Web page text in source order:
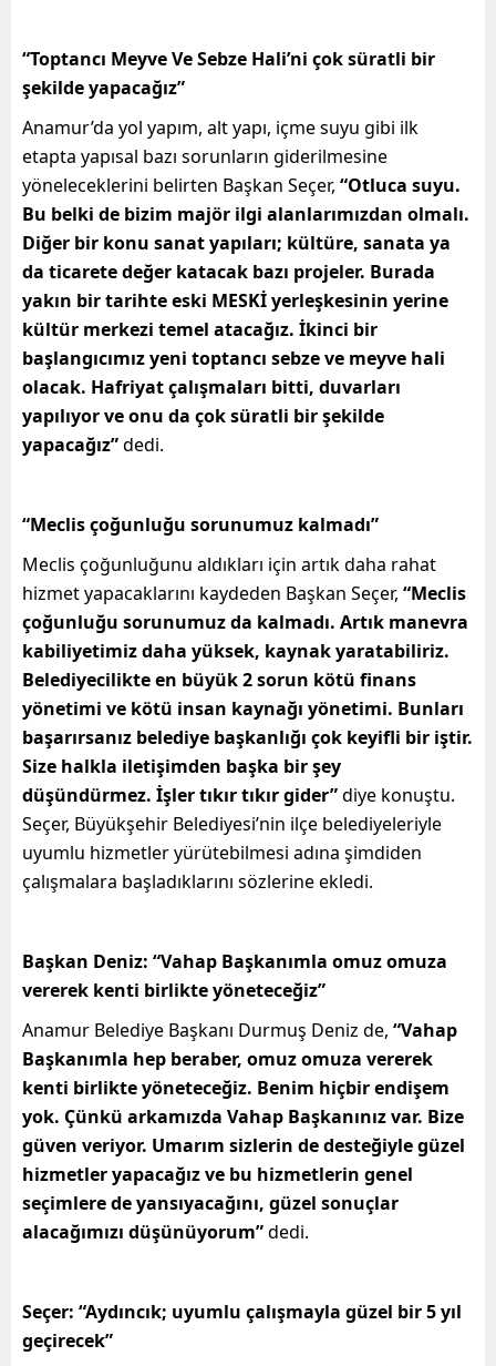
“Toptancı Meyve Ve Sebze Hali’ni çok süratli bir
şekilde yapacağız”
Anamur’da yol yapım, alt yapı, içme suyu gibi ilk
etapta yapısal bazı sorunların giderilmesine
yöneleceklerini belirten Başkan Seçer, “Otluca suyu.
Bu belki de bizim majör ilgi alanlarımızdan olmalı.
Diğer bir konu sanat yapıları; kültüre, sanata ya
da ticarete değer katacak bazı projeler. Burada
yakın bir tarihte eski MESKİ yerleşkesinin yerine
kültür merkezi temel atacağız. İkinci bir
başlangıcımız yeni toptancı sebze ve meyve hali
olacak. Hafriyat çalışmaları bitti, duvarları
yapılıyor ve onu da çok süratli bir şekilde
yapacağız”dedi.
“Meclis çoğunluğu sorunumuz kalmadı”
Meclis çoğunluğunu aldıkları için artık daha rahat
hizmet yapacaklarını kaydeden Başkan Seçer, “Meclis
çoğunluğu sorunumuz da kalmadı. Artık manevra
kabiliyetimiz daha yüksek, kaynak yaratabiliriz.
Belediyecilikte en büyük 2 sorun kötü finans
yönetimi ve kötü insan kaynağı yönetimi. Bunları
başarırsanız belediye başkanlığı çok keyifli bir iştir.
Size halkla iletişimden başka bir şey
düşündürmez. İşler tıkır tıkır gider”diye konuştu.
Seçer, Büyükşehir Belediyesi’nin ilçe belediyeleriyle
uyumlu hizmetler yürütebilmesi adına şimdiden
çalışmalara başladıklarını sözlerine ekledi.
Başkan Deniz: “Vahap Başkanımla omuz omuza
vererek kenti birlikte yöneteceğiz”
Anamur Belediye Başkanı Durmuş Deniz de, “Vahap
Başkanımla hep beraber, omuz omuza vererek
kenti birlikte yöneteceğiz. Benim hiçbir endişem
yok. Çünkü arkamızda Vahap Başkanınız var. Bize
güven veriyor. Umarım sizlerin de desteğiyle güzel
hizmetler yapacağız ve bu hizmetlerin genel
seçimlere de yansıyacağını, güzel sonuçlar
alacağımızı düşünüyorum”dedi.
Seçer: “Aydıncık; uyumlu çalışmayla güzel bir 5 yıl
geçirecek”